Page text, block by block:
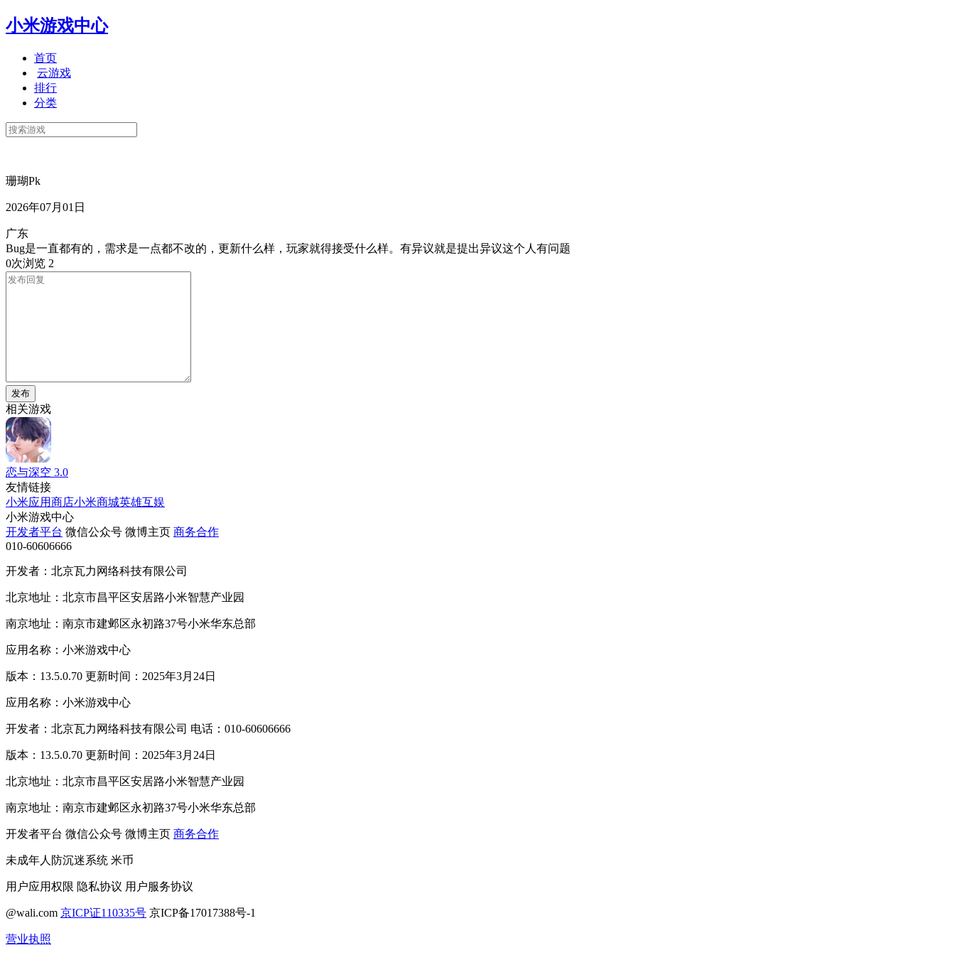
小米游戏中心
首页
云游戏
排行
分类
珊瑚Pk
2026年07月01日
广东
Bug是一直都有的，需求是一点都不改的，更新什么样，玩家就得接受什么样。有异议就是提出异议这个人有问题
0次浏览 2
发布
相关游戏
恋与深空 3.0
友情链接
小米应用商店小米商城英雄互娱
小米游戏中心
开发者平台 微信公众号 微博主页 商务合作
010-60606666
开发者：北京瓦力网络科技有限公司
北京地址：北京市昌平区安居路小米智慧产业园
南京地址：南京市建邺区永初路37号小米华东总部
应用名称：小米游戏中心
版本：13.5.0.70 更新时间：2025年3月24日
应用名称：小米游戏中心
开发者：北京瓦力网络科技有限公司 电话：010-60606666
版本：13.5.0.70 更新时间：2025年3月24日
北京地址：北京市昌平区安居路小米智慧产业园
南京地址：南京市建邺区永初路37号小米华东总部
开发者平台 微信公众号 微博主页 商务合作
未成年人防沉迷系统 米币
用户应用权限 隐私协议 用户服务协议
@wali.com 京ICP证110335号 京ICP备17017388号-1
营业执照